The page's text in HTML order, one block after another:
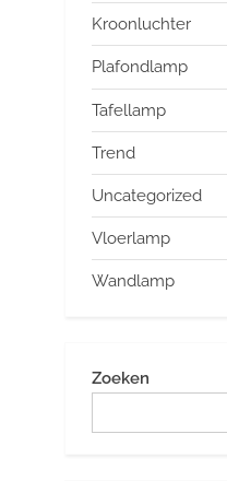
Kroonluchter
Plafondlamp
Tafellamp
Trend
Uncategorized
Vloerlamp
Wandlamp
Zoeken